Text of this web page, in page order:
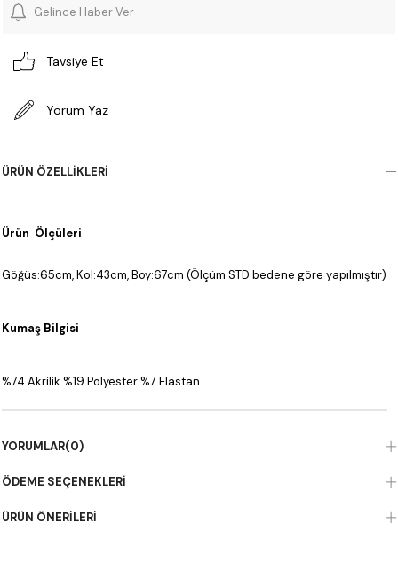
Gelince Haber Ver
Tavsiye Et
Yorum Yaz
ÜRÜN ÖZELLIKLERI
Ürün Ölçüleri
Göğüs:65cm, Kol:43cm, Boy:67cm (Ölçüm STD bedene göre yapılmıştır)
Kumaş Bilgisi
%74 Akrilik %19 Polyester %7 Elastan
YORUMLAR(0)
ÖDEME SEÇENEKLERI
ÜRÜN ÖNERILERI